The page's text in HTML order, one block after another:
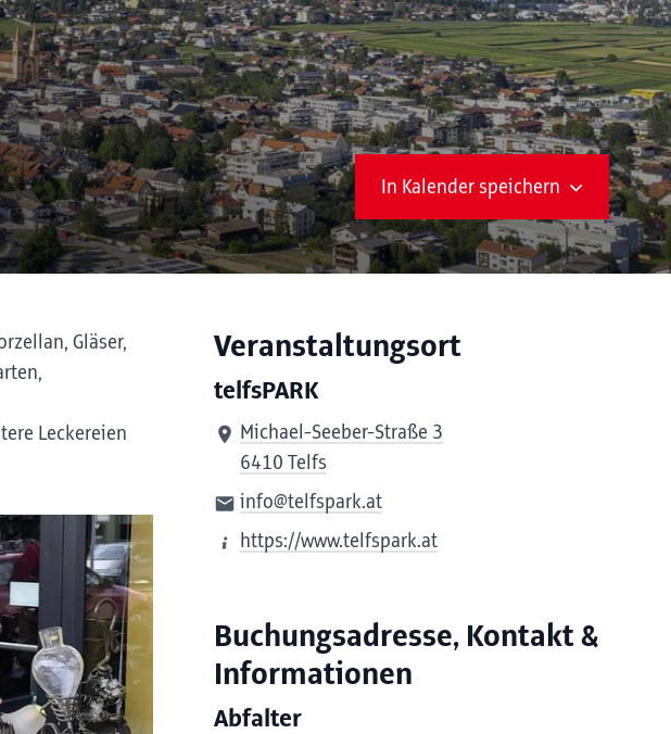
In Kalender speichern
Gläser,
Leckereien
Veranstaltungsort
telfsPARK
Michael-Seeber-Straße 3
6410 Telfs
info@telfspark.at
https://www.telfspark.at
Buchungsadresse, Kontakt &
Informationen
Abfalter